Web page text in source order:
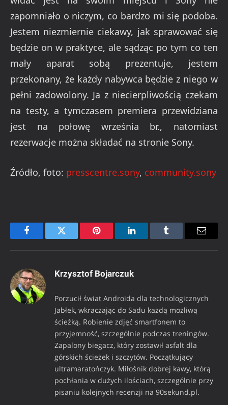
zapomniało o niczym, co bardzo mi się podoba.
Jestem niezmiernie ciekawy, jak sprawować się
będzie on w praktyce, ale sądząc po tym co ten
mały aparat sobą prezentuje, jestem
przekonany, że każdy nabywca będzie z niego w
pełni zadowolony. Ja z niecierpliwością czekam
na testy, a tymczasem premiera przewidziana
jest na połowę września br., natomiast
rezerwacje można składać na stronie Sony.
Źródło, foto: presscentre.sony, community.sony
FacebookTwitter Pinterest LinkedInTumblr Email
Krzysztof Bojarczuk
Porzucił świat Androida dla technologicznych
Jabłek, wkraczając do Sadu każdą możliwą
ścieżką. Robienie zdjęć smartfonem to
przyjemność, szczególnie podczas treningów.
Zapalony biegacz, który zostawił asfalt dla
górskich ścieżek i szczytów. Początkujący
ultramaratończyk. Miłośnik dobrej kawy, którą
pochłania w dużych ilościach, szczególnie przy
pisaniu kolejnych recenzji na 90sekund.pl.